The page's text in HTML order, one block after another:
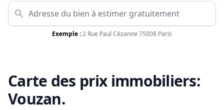
Exemple :2 Rue Paul Cézanne 75008 Paris
Carte des prix immobiliers:
Vouzan.